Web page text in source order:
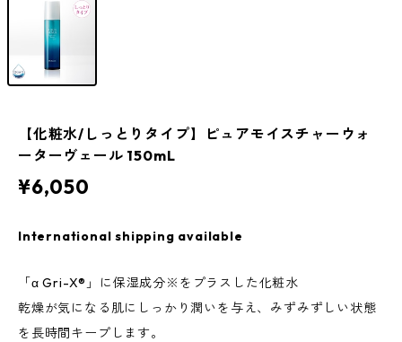
【化粧水/しっとりタイプ】ピュアモイスチャーウォ
ーターヴェール 150mL
¥6,050
International shipping available
「α Gri-X®」に保湿成分※をプラスした化粧水
乾燥が気になる肌にしっかり潤いを与え、みずみずしい状態
を長時間キープします。